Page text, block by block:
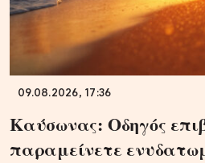
09.08.2026, 17:36
Καύσωνας: Οδηγός
παραμείνετε